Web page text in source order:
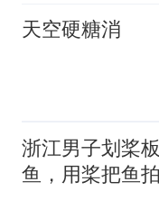
天空硬糖消
浙江男子划桨
鱼，用桨把鱼